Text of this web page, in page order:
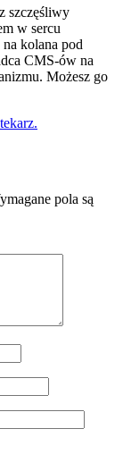
szczęśliwy
w sercu
kolana pod
CMS-ów na
Możesz go
pola są